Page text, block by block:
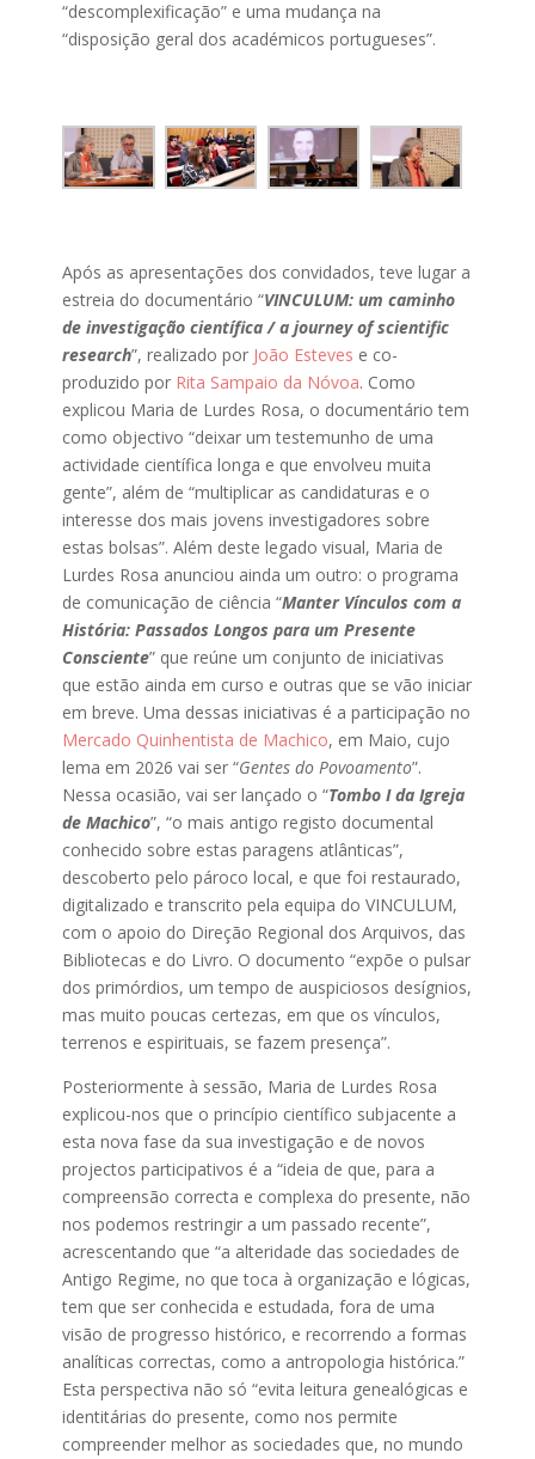
“descomplexificação” e uma mudança na
“disposição geral dos académicos portugueses”.
Após as apresentações dos convidados, teve lugar a
estreia do documentário “VINCULUM: um caminho
de investigação científica / a journey of scientific
research”, realizado por João Esteves e co-
produzido por Rita Sampaio da Nóvoa. Como
explicou Maria de Lurdes Rosa, o documentário tem
como objectivo “deixar um testemunho de uma
actividade científica longa e que envolveu muita
gente”, além de “multiplicar as candidaturas e o
interesse dos mais jovens investigadores sobre
estas bolsas”. Além deste legado visual, Maria de
Lurdes Rosa anunciou ainda um outro: o programa
de comunicação de ciência “Manter Vínculos com a
História: Passados Longos para um Presente
Consciente” que reúne um conjunto de iniciativas
que estão ainda em curso e outras que se vão iniciar
em breve. Uma dessas iniciativas é a participação no
Mercado Quinhentista de Machico, em Maio, cujo
lema em 2026 vai ser “Gentes do Povoamento”.
Nessa ocasião, vai ser lançado o “Tombo I da Igreja
de Machico”, “o mais antigo registo documental
conhecido sobre estas paragens atlânticas”,
descoberto pelo pároco local, e que foi restaurado,
digitalizado e transcrito pela equipa do VINCULUM,
com o apoio do Direção Regional dos Arquivos, das
Bibliotecas e do Livro. O documento “expõe o pulsar
dos primórdios, um tempo de auspiciosos desígnios,
mas muito poucas certezas, em que os vínculos,
terrenos e espirituais, se fazem presença”.
Posteriormente à sessão, Maria de Lurdes Rosa
explicou-nos que o princípio científico subjacente a
esta nova fase da sua investigação e de novos
projectos participativos é a “ideia de que, para a
compreensão correcta e complexa do presente, não
nos podemos restringir a um passado recente”,
acrescentando que “a alteridade das sociedades de
Antigo Regime, no que toca à organização e lógicas,
tem que ser conhecida e estudada, fora de uma
visão de progresso histórico, e recorrendo a formas
analíticas correctas, como a antropologia histórica.”
Esta perspectiva não só “evita leitura genealógicas e
identitárias do presente, como nos permite
compreender melhor as sociedades que, no mundo